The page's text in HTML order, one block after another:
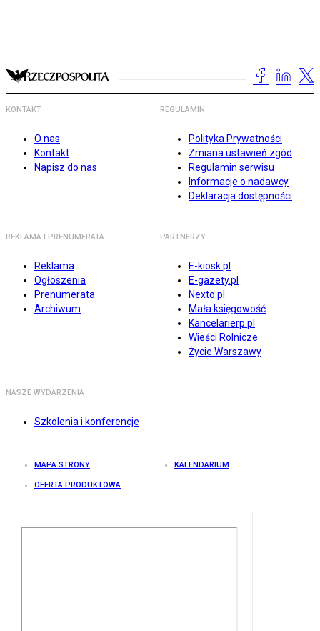
KONTAKT
O nas
Kontakt
Napisz do nas
REGULAMIN
Polityka Prywatności
Zmiana ustawień zgód
Regulamin serwisu
Informacje o nadawcy
Deklaracja dostępności
REKLAMA I PRENUMERATA
Reklama
Ogłoszenia
Prenumerata
Archiwum
PARTNERZY
E-kiosk.pl
E-gazety.pl
Nexto.pl
Mała księgowość
Kancelarierp.pl
Wieści Rolnicze
Życie Warszawy
NASZE WYDARZENIA
Szkolenia i konferencje
MAPA STRONY KALENDARIUM
OFERTA PRODUKTOWA